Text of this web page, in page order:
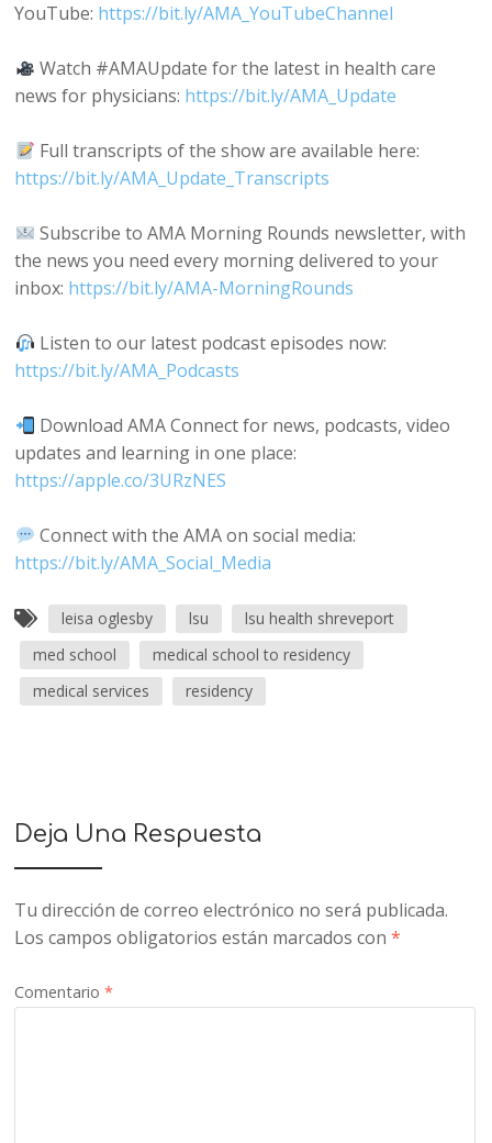
YouTube: https://bit.ly/AMA_YouTubeChannel
Watch #AMAUpdate for the latest in health care
news for physicians: https://bit.ly/AMA_Update
Full transcripts of the show are available here:
https://bit.ly/AMA_Update_Transcripts
Subscribe to AMA Morning Rounds newsletter, with
the news you need every morning delivered to your
inbox: https://bit.ly/AMA-MorningRounds
Listen to our latest podcast episodes now:
https://bit.ly/AMA_Podcasts
Download AMA Connect for news, podcasts, video
updates and learning in one place:
https://apple.co/3URzNES
Connect with the AMA on social media:
https://bit.ly/AMA_Social_Media
leisa oglesby lsu
lsu health shreveport
med school
medical school to residency
medical services
residency
Deja Una Respuesta
Tu dirección de correo electrónico no será publicada.
Los campos obligatorios están marcados con*
Comentario*